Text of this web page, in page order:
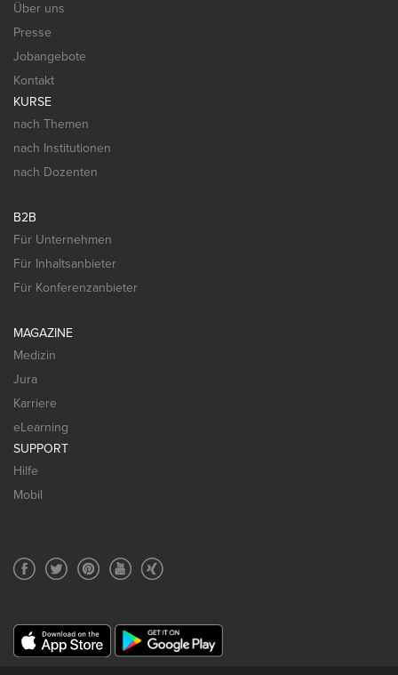
Über uns
Presse
Jobangebote
Kontakt
KURSE
nach Themen
nach Institutionen
nach Dozenten
B2B
Für Unternehmen
Für Inhaltsanbieter
Für Konferenzanbieter
MAGAZINE
Medizin
Jura
Karriere
eLearning
SUPPORT
Hilfe
Mobil